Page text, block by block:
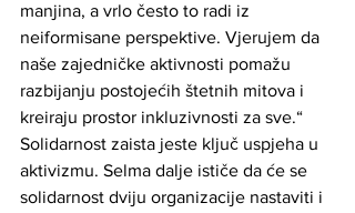
manjina, a vrlo često to radi iz
neiformisane perspektive. Vjerujem da
naše zajedničke aktivnosti pomažu
razbijanju postojećih štetnih mitova i
kreiraju prostor inkluzivnosti za sve.“
Solidarnost zaista jeste ključ uspjeha u
aktivizmu. Selma dalje ističe da će se
solidarnost dviju organizacije nastaviti i